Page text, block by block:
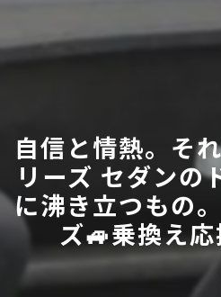
自信と情熱。そ
リーズ セダンの
に沸き立つもの
ズ🚙乗換え応